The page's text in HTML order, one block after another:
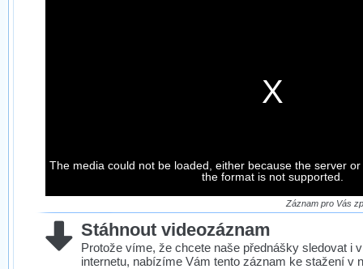
Stahování záznamů
záznamů.
ve formátu, který není vhodný pro stahování,
proto je ke stažení nenabízíme.
The media could not be loaded, either because the server
the format is not supported.
Záznam pro Vás
Stáhnout videozáznam
Protože víme, že chcete naše přednášky sledovat i
internetu, nabízíme Vám tento záznam ke stažení v